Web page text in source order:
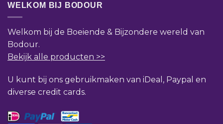
WELKOM BIJ BODOUR
Welkom bij de Boeiende & Bijzondere wereld van
Bodour.
Bekijk alle producten >>
U kunt bij ons gebruikmaken van iDeal, Paypal en
diverse credit cards.